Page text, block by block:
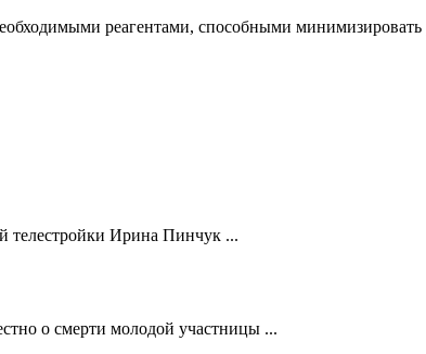
реагентами, способными
телестройки Ирина Пинчук ...
о смерти молодой участницы ...